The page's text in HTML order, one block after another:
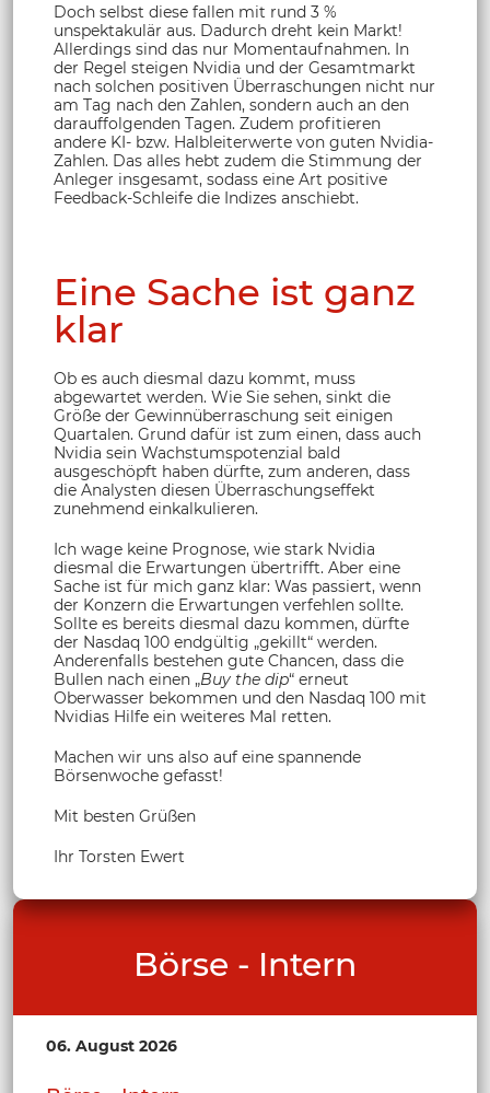
Doch selbst diese fallen mit rund 3 %
unspektakulär aus. Dadurch dreht kein Markt!
Allerdings sind das nur Momentaufnahmen. In
der Regel steigen Nvidia und der Gesamtmarkt
nach solchen positiven Überraschungen nicht nur
am Tag nach den Zahlen, sondern auch an den
darauffolgenden Tagen. Zudem profitieren
andere KI- bzw. Halbleiterwerte von guten Nvidia-
Zahlen. Das alles hebt zudem die Stimmung der
Anleger insgesamt, sodass eine Art positive
Feedback-Schleife die Indizes anschiebt.
Eine Sache ist ganz
klar
Ob es auch diesmal dazu kommt, muss
abgewartet werden. Wie Sie sehen, sinkt die
Größe der Gewinnüberraschung seit einigen
Quartalen. Grund dafür ist zum einen, dass auch
Nvidia sein Wachstumspotenzial bald
ausgeschöpft haben dürfte, zum anderen, dass
die Analysten diesen Überraschungseffekt
zunehmend einkalkulieren.
Ich wage keine Prognose, wie stark Nvidia
diesmal die Erwartungen übertrifft. Aber eine
Sache ist für mich ganz klar: Was passiert, wenn
der Konzern die Erwartungen verfehlen sollte.
Sollte es bereits diesmal dazu kommen, dürfte
der Nasdaq 100 endgültig „gekillt“ werden.
Anderenfalls bestehen gute Chancen, dass die
Bullen nach einen „Buy the dip“ erneut
Oberwasser bekommen und den Nasdaq 100 mit
Nvidias Hilfe ein weiteres Mal retten.
Machen wir uns also auf eine spannende
Börsenwoche gefasst!
Mit besten Grüßen
Ihr Torsten Ewert
Börse - Intern
06. August 2026